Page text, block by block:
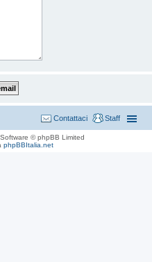
Staff
Contattaci
© phpBB Limited
phpBBItalia.net